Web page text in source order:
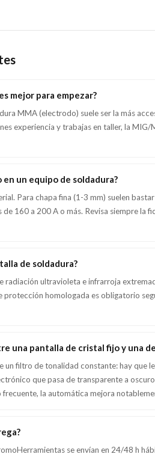
mejor para empezar?
MMA (electrodo) suele ser la más
experiencia y trabajas en taller, la
un equipo de soldadura?
Para chapa fina (1-3 mm) suelen
de 160 a 200 A o más. Revisa siempre
de soldadura?
radiación ultravioleta e infrarroja
protección homologada es obligatorio
una pantalla de cristal fijo y una
un filtro de tonalidad constante: hay que
que pasa de transparente a
frecuente, la automática mejora
se envían en 24/48 h